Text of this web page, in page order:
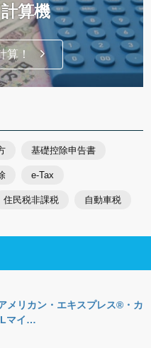
算機
算！
基礎控除申告書
e-Tax
住民税非課税 自動車税
メリカン・エキスプレス®・カ
マイ…